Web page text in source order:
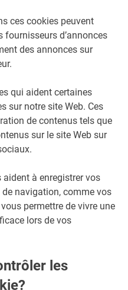
ces cookies peuvent
fournisseurs d’annonces
des annonces sur
qui aident certaines
sur notre site Web. Ces
de contenus tels que
sur le site Web sur
aident à enregistrer vos
navigation, comme vos
permettre de vivre une
lors de vos
les